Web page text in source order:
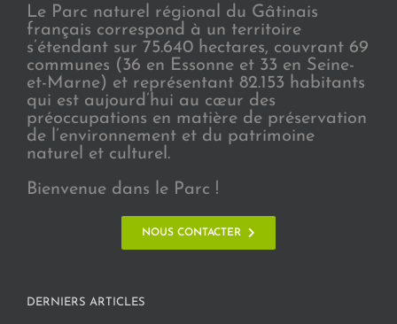
Le Parc naturel régional du Gâtinais
français correspond à un territoire
s’étendant sur 75.640 hectares, couvrant 69
communes (36 en Essonne et 33 en Seine-
et-Marne) et représentant 82.153 habitants
qui est aujourd’hui au cœur des
préoccupations en matière de préservation
de l’environnement et du patrimoine
naturel et culturel.
Bienvenue dans le Parc !
NOUS CONTACTER
DERNIERS ARTICLES